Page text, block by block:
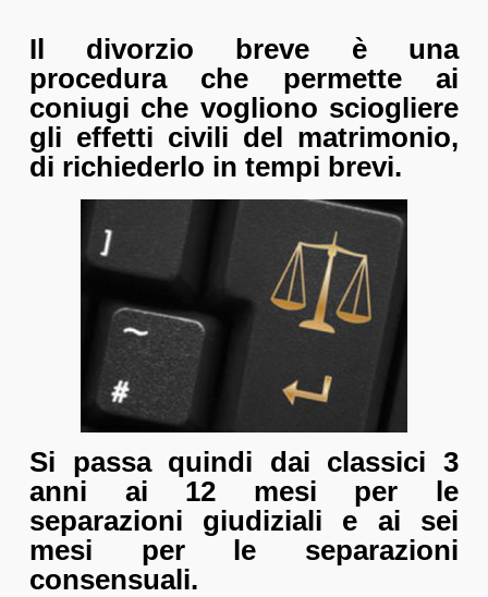
Il divorzio breve è una
procedura che permette ai
coniugi che vogliono sciogliere
gli effetti civili del matrimonio,
di richiederlo in tempi brevi.
Si passa quindi dai classici 3
anni ai 12 mesi per le
separazioni giudiziali e ai sei
mesi per le separazioni
consensuali.